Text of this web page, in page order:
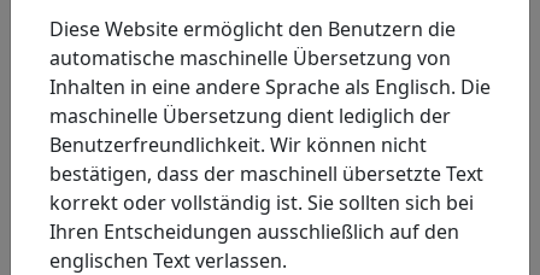
Verwenden oder lagern Sie keine brennbaren
Produkte im Fahrzeug.
Diese Website ermöglicht den Benutzern die
automatische maschinelle Übersetzung von
Inhalten in eine andere Sprache als Englisch. Die
maschinelle Übersetzung dient lediglich der
Benutzerfreundlichkeit. Wir können nicht
bestätigen, dass der maschinell übersetzte Text
korrekt oder vollständig ist. Sie sollten sich bei
Ihren Entscheidungen ausschließlich auf den
englischen Text verlassen.